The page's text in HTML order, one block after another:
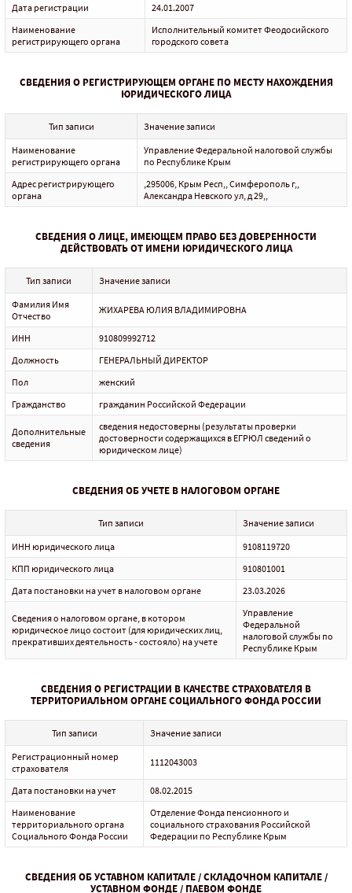
Дата регистрации
24.01.2007
Наименование
регистрирующего органа
Исполнительный комитет Феодосийского
городского совета
СВЕДЕНИЯ О РЕГИСТРИРУЮЩЕМ ОРГАНЕ ПО МЕСТУ НАХОЖДЕНИЯ
ЮРИДИЧЕСКОГО ЛИЦА
Тип записи
Значение записи
Наименование
регистрирующего органа
Управление Федеральной налоговой службы
по Республике Крым
Адрес регистрирующего
органа
,295006, Крым Респ,, Симферополь г,,
Александра Невского ул, д 29,,
СВЕДЕНИЯ О ЛИЦЕ, ИМЕЮЩЕМ ПРАВО БЕЗ ДОВЕРЕННОСТИ
ДЕЙСТВОВАТЬ ОТ ИМЕНИ ЮРИДИЧЕСКОГО ЛИЦА
Тип записи
Значение записи
Фамилия Имя
Отчество
ЖИХАРЕВА ЮЛИЯ ВЛАДИМИРОВНА
ИНН
910809992712
Должность
ГЕНЕРАЛЬНЫЙ ДИРЕКТОР
Пол
женский
Гражданство
гражданин Российской Федерации
Дополнительные
сведения
сведения недостоверны (результаты проверки
достоверности содержащихся в ЕГРЮЛ сведений о
юридическом лице)
СВЕДЕНИЯ ОБ УЧЕТЕ В НАЛОГОВОМ ОРГАНЕ
Тип записи
Значение записи
ИНН юридического лица
9108119720
КПП юридического лица
910801001
Дата постановки на учет в налоговом органе
23.03.2026
Сведения о налоговом органе, в котором
юридическое лицо состоит (для юридических лиц,
прекративших деятельность - состояло) на учете
Управление
Федеральной
налоговой службы по
Республике Крым
СВЕДЕНИЯ О РЕГИСТРАЦИИ В КАЧЕСТВЕ СТРАХОВАТЕЛЯ В
ТЕРРИТОРИАЛЬНОМ ОРГАНЕ СОЦИАЛЬНОГО ФОНДА РОССИИ
Тип записи
Значение записи
Регистрационный номер
страхователя
1112043003
Дата постановки на учет
08.02.2015
Наименование
территориального органа
Социального Фонда России
Отделение Фонда пенсионного и
социального страхования Российской
Федерации по Республике Крым
СВЕДЕНИЯ ОБ УСТАВНОМ КАПИТАЛЕ / СКЛАДОЧНОМ КАПИТАЛЕ /
УСТАВНОМ ФОНДЕ / ПАЕВОМ ФОНДЕ